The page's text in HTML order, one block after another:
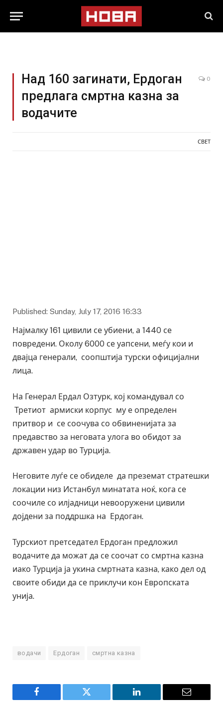
Над 160 загинати, Ердоган
предлага смртна казна за
водачите
0
СВЕТ
Published: Sunday, July 17, 2016 16:33
Најмалку 161 цивили се убиени, а 1440 се
повредени. Околу 6000 се уапсени, меѓу кои и
двајца генерали, соопштија турски официјални
лица.
На Генерал Ердал Озтурк, кој командувал со
Третиот армиски корпус му е определен
притвор и се соочува со обвиненијата за
предавство за неговата улога во обидот за
државен удар во Турција.
Неговите луѓе се обиделе да преземат стратешки
локации низ Истанбул минатата ноќ, кога се
соочиле со илјадници невооружени цивили
дојдени за поддршка на Ердоган.
Турскиот претседател Ердоган предложил
водачите да можат да се соочат со смртна казна
иако Турција ја укина смртната казна, како дел од
своите обиди да се приклучи кон Европската
унија.
водачи Ердоган смртна казна
Facebook Twitter LinkedIn Email